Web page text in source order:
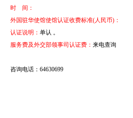
时 间：
外国驻华使馆使馆认证收费标准(人民币)：
认证说明： 单认 。
服务费及外交部领事司认证费： 来电查询
咨询电话：64630699